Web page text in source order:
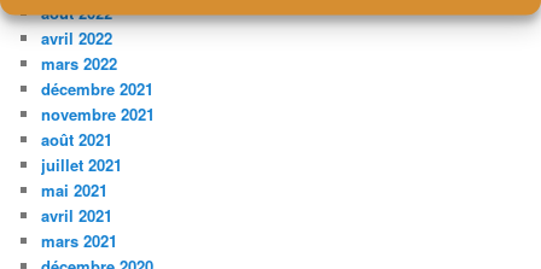
août 2022
avril 2022
mars 2022
décembre 2021
novembre 2021
août 2021
juillet 2021
mai 2021
avril 2021
mars 2021